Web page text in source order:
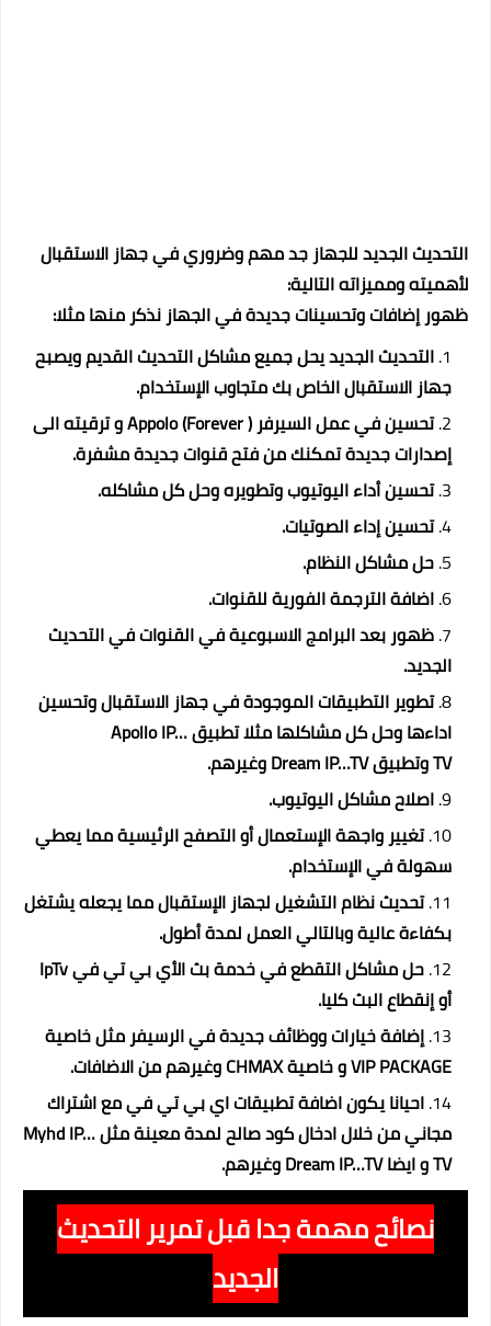
التحديث الجديد للجهاز جد مهم وضروري في جهاز الاستقبال
لأهميته ومميزاته التالية:
ظهور إضافات وتحسينات جديدة في الجهاز نذكر منها مثلا:
التحديث الجديد يحل جميع مشاكل التحديث القديم ويصبح
جهاز الاستقبال الخاص بك متجاوب الإستخدام.
تحسين في عمل السيرفر Appolo (Forever ) و ترقيته الى
إصدارات جديدة تمكنك من فتح قنوات جديدة مشفرة.
تحسين أداء اليوتيوب وتطويره وحل كل مشاكله.
تحسين إداء الصوتيات.
حل مشاكل النظام.
اضافة الترجمة الفورية للقنوات.
ظهور بعد البرامج الاسبوعية في القنوات في التحديث
الجديد.
تطوير التطبيقات الموجودة في جهاز الاستقبال وتحسين
اداءها وحل كل مشاكلها مثلا تطبيقApollo IP…
TVوتطبيقDream IP…TVوغيرهم.
اصلاح مشاكل اليوتيوب.
تغيير واجهة الإستعمال أو التصفح الرئيسية مما يعطي
سهولة في الإستخدام.
تحديث نظام التشغيل لجهاز الإستقبال مما يجعله يشتغل
بكفاءة عالية وبالتالي العمل لمدة أطول.
حل مشاكل التقطع في خدمة بث الأي بي تي في IpTv
أو إنقطاع البث كليا.
إضافة خيارات ووظائف جديدة في الرسيفر مثل خاصية
VIP PACKAGE و خاصية CHMAX وغيرهم من الاضافات.
احيانا يكون اضافة تطبيقات اي بي تي في مع اشتراك
مجاني من خلال ادخال كود صالح لمدة معينة مثلMyhd IP…
TVو ايضاDream IP…TVوغيرهم.
نصائح مهمة جدا قبل تمرير التحديث
الجديد